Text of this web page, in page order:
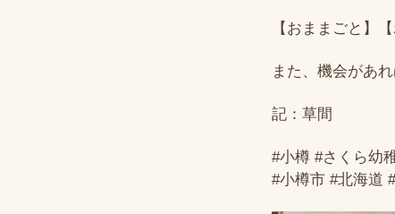
【おままごと】
また、機会があ
記：草間
#小樽 #さくら幼
#小樽市 #北海道